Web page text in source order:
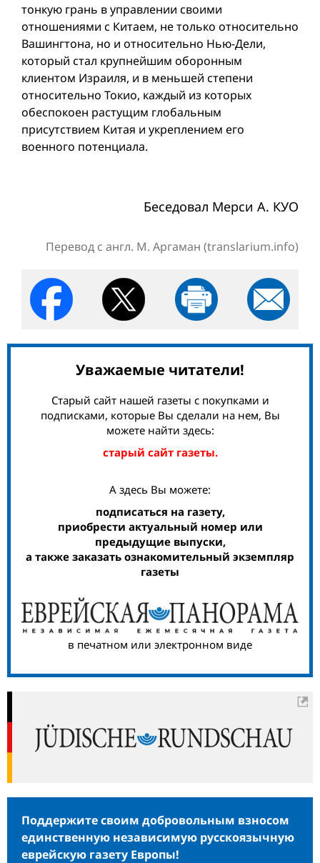
тонкую грань в управлении своими
отношениями с Китаем, не только относительно
Вашингтона, но и относительно Нью-Дели,
который стал крупнейшим оборонным
клиентом Израиля, и в меньшей степени
относительно Токио, каждый из которых
обеспокоен растущим глобальным
присутствием Китая и укреплением его
военного потенциала.
Беседовал Мерси А. КУО
Перевод с англ. М. Аргаман (translarium.info)
Уважаемые читатели!
Старый сайт нашей газеты с покупками и
подписками, которые Вы сделали на нем, Вы
можете найти здесь:
старый сайт газеты.
А здесь Вы можете:
подписаться на газету,
приобрести актуальный номер или
предыдущие выпуски,
а также заказать ознакомительный экземпляр
газеты
в печатном или электронном виде
Поддержите своим добровольным взносом
единственную независимую русскоязычную
еврейскую газету Европы!